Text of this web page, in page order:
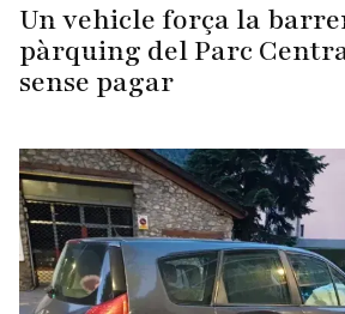
Un vehicle força la
pàrquing del Parc
sense pagar